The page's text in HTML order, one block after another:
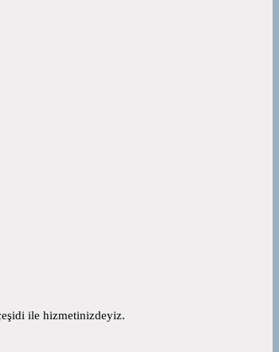
ile hizmetinizdeyiz.